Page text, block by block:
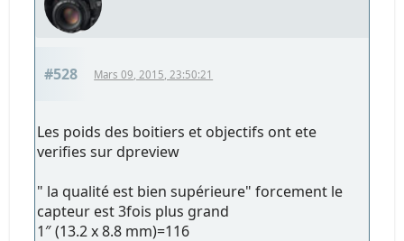
#528 Mars 09, 2015, 23:50:21
Les poids des boitiers et objectifs ont ete
verifies sur dpreview
" la qualité est bien supérieure" forcement le
capteur est 3fois plus grand
1″ (13.2 x 8.8 mm)=116